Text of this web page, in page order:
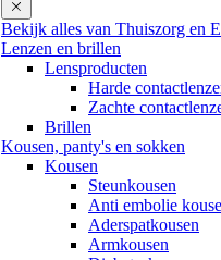
Bekijk alles van Thuiszorg en
Lenzen en brillen
Lensproducten
Harde
Zachte
Brillen
Kousen, panty's en sokken
Kousen
Steunkousen
Anti embolie
Aderspatkousen
Armkousen